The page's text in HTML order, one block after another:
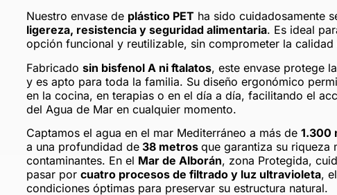
Nuestro envase de plástico PET ha sido cuidadosamente
ligereza, resistencia y seguridad alimentaria. Es ideal
opción funcional y reutilizable, sin comprometer la calidad
Fabricado sin bisfenol A ni ftalatos, este envase protege
y es apto para toda la familia. Su diseño ergonómico
en la cocina, en terapias o en el día a día, facilitando el
del Agua de Mar en cualquier momento.
Captamos el agua en el mar Mediterráneo a más de 1.300
a una profundidad de 38 metros que garantiza su riqueza
contaminantes. En el Mar de Alborán, zona Protegida,
pasar por cuatro procesos de filtrado y luz ultravioleta,
condiciones óptimas para preservar su estructura natural.